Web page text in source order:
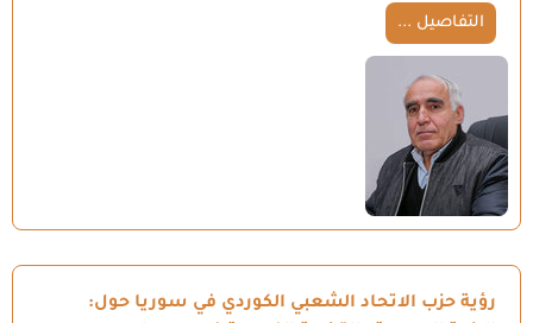
التفاصيل ...
رؤية حزب الاتحاد الشعبي الكوردي في سوريا حول: